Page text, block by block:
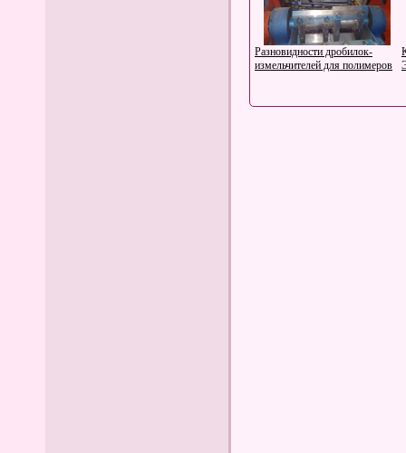
Разновидности дробилок-
измельчителей для полимеров